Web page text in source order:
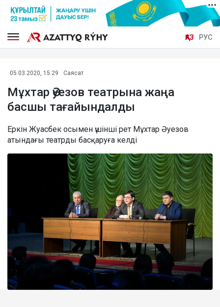
ҚАЗ РУС
05.03.2020, 15:29 Саясат
Мұхтар Әуезов театрына жаңа
басшы тағайындалды
Еркін Жуасбек осымен үшінші рет Мұхтар Әуезов
атындағы театрды басқаруға келді